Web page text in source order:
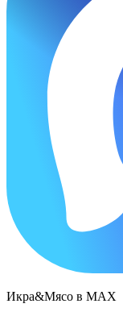
Икра&Мясо в МАХ